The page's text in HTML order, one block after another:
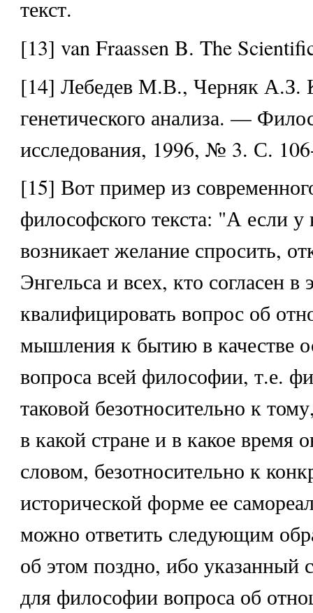
текст.
[13] van Fraassen B. The
[14] Лебедев М.В., Черняк А.З.
генетического анализа. —
исследования, 1996, № 3. С.
[15] Вот пример из
философского текста: "А если у
возникает желание спросить,
Энгельса и всех, кто согласен
квалифицировать вопрос об
мышления к бытию в качестве
вопроса всей философии, т.е.
таковой безотносительно к
в какой стране и в какое время
словом, безотносительно к
исторической форме ее
можно ответить следующим
об этом поздно, ибо указанный
для философии вопроса об